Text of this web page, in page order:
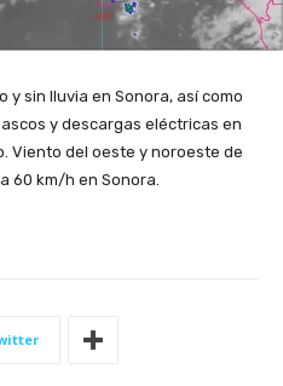
y sin lluvia en Sonora, así como
y descargas eléctricas en
Viento del oeste y noroeste de
60 km/h en Sonora.